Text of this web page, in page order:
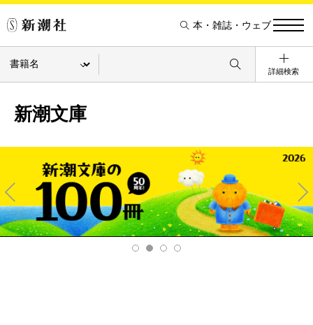
本・雑誌・ウェブ
詳細検索
新潮文庫
Pre
v
Ne
xt